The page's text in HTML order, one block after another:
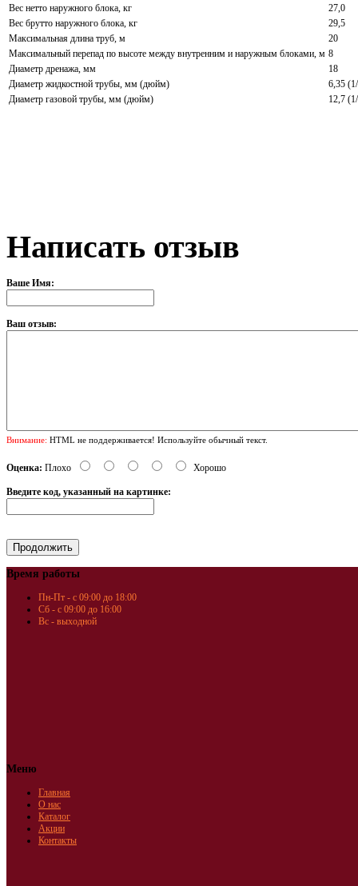
Вес нетто наружного блока, кг
27,0
Вес брутто наружного блока, кг
29,5
Максимальная длина труб, м
20
Максимальный перепад по высоте между внутренним и наружным блоками, м 8
Диаметр дренажа, мм
18
Диаметр жидкостной трубы, мм (дюйм)
6,35
Диаметр газовой трубы, мм (дюйм)
12,7
Написать отзыв
Ваше Имя:
Ваш отзыв:
Внимание: HTML не поддерживается! Используйте обычный текст.
Оценка: Плохо Хорошо
Введите код, указанный на картинке:
Время работы
Пн-Пт - с 09:00 до 18:00
Сб - с 09:00 до 16:00
Вс - выходной
Меню
Главная
О нас
Каталог
Акции
Контакты